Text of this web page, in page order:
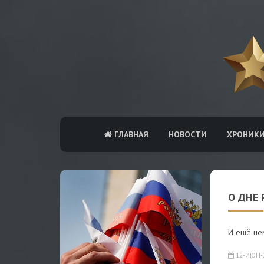
ГЛАВНАЯ НОВОСТИ
О ДНЕ
И ещё
12-ИЮН-